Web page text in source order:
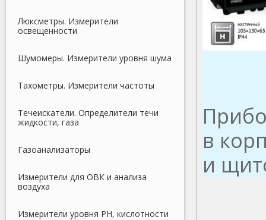
Люксметры. Измерители
освещенности
Шумомеры. Измерители уровня шума
Тахометры. Измерители частоты
Течеискатели. Определители течи
жидкости, газа
Газоанализаторы
Измерители для ОВК и анализа
воздуха
Измерители уровня PH, кислотности
в
и